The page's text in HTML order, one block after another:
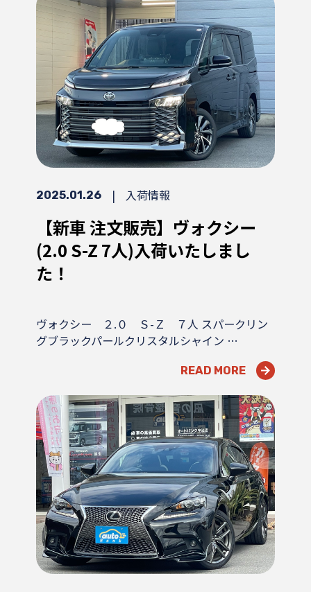
2025.01.26 | 入荷情報
【新車 注文販売】ヴォクシー
(2.0 S-Z 7人)入荷いたしまし
た！
ヴォクシー ２.０ Ｓ-Ｚ ７人 スパークリン
グブラックパールクリスタルシャイン …
READ MORE